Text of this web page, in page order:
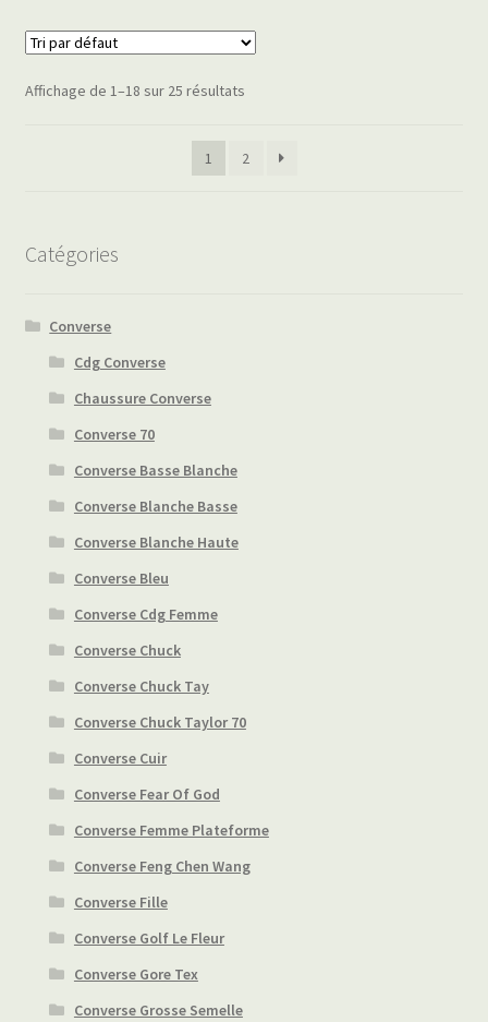
Affichage de 1–18 sur 25 résultats
1 2
Catégories
Converse
Cdg Converse
Chaussure Converse
Converse 70
Converse Basse Blanche
Converse Blanche Basse
Converse Blanche Haute
Converse Bleu
Converse Cdg Femme
Converse Chuck
Converse Chuck Tay
Converse Chuck Taylor 70
Converse Cuir
Converse Fear Of God
Converse Femme Plateforme
Converse Feng Chen Wang
Converse Fille
Converse Golf Le Fleur
Converse Gore Tex
Converse Grosse Semelle